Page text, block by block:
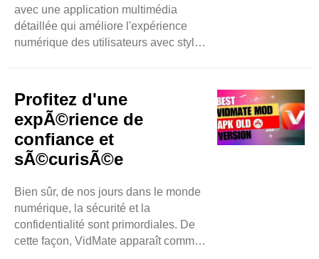
qu'Instagram, ..
avec une application multimédia
détaillée qui améliore l'expérience
numérique des utilisateurs avec style.
spontanément et par lots pour faire
gagner du temps aux utilisateurs et
améliorer la productivité
supplémentaire. N'hésitez pas à ..
Profitez d'une
expÃ©rience de
confiance et
sÃ©curisÃ©e
Bien sûr, de nos jours dans le monde
numérique, la sécurité et la
confidentialité sont primordiales. De
cette façon, VidMate apparaît comme